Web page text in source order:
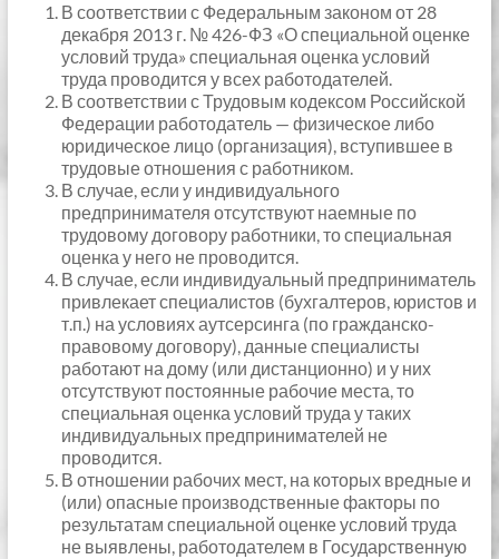
В соответствии с Федеральным законом от 28
декабря 2013 г. № 426-ФЗ «О специальной оценке
условий труда» специальная оценка условий
труда проводится у всех работодателей.
В соответствии с Трудовым кодексом Российской
Федерации работодатель — физическое либо
юридическое лицо (организация), вступившее в
трудовые отношения с работником.
В случае, если у индивидуального
предпринимателя отсутствуют наемные по
трудовому договору работники, то специальная
оценка у него не проводится.
В случае, если индивидуальный предприниматель
привлекает специалистов (бухгалтеров, юристов и
т.п.) на условиях аутсерсинга (по гражданско-
правовому договору), данные специалисты
работают на дому (или дистанционно) и у них
отсутствуют постоянные рабочие места, то
специальная оценка условий труда у таких
индивидуальных предпринимателей не
проводится.
В отношении рабочих мест, на которых вредные и
(или) опасные производственные факторы по
результатам специальной оценке условий труда
не выявлены, работодателем в Государственную